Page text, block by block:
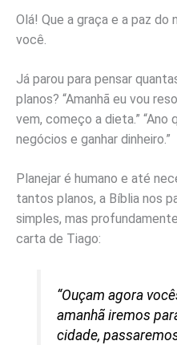
Olá! Que a graça e a paz do
você.
Já parou para pensar
planos? “Amanhã eu vou
vem, começo a dieta.” “Ano
negócios e ganhar dinheiro.”
Planejar é humano e até
tantos planos, a Bíblia nos
simples, mas
carta de Tiago:
“Ouçam agora
amanhã iremos
cidade,